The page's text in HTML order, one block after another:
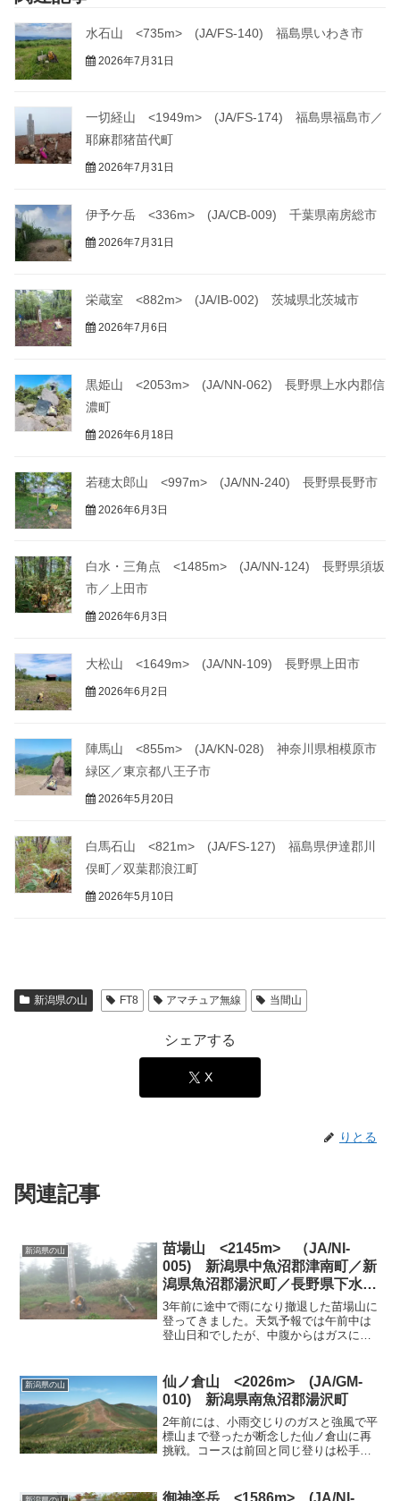
水石山 <735m> (JA/FS-140) 福島県いわき市
2026年7月31日
一切経山 <1949m> (JA/FS-174) 福島県福島市／
耶麻郡猪苗代町
2026年7月31日
伊予ケ岳 <336m> (JA/CB-009) 千葉県南房総市
2026年7月31日
栄蔵室 <882m> (JA/IB-002) 茨城県北茨城市
2026年7月6日
黒姫山 <2053m> (JA/NN-062) 長野県上水内郡信
濃町
2026年6月18日
若穂太郎山 <997m> (JA/NN-240) 長野県長野市
2026年6月3日
白水・三角点 <1485m> (JA/NN-124) 長野県須坂
市／上田市
2026年6月3日
大松山 <1649m> (JA/NN-109) 長野県上田市
2026年6月2日
陣馬山 <855m> (JA/KN-028) 神奈川県相模原市
緑区／東京都八王子市
2026年5月20日
白馬石山 <821m> (JA/FS-127) 福島県伊達郡川
俣町／双葉郡浪江町
2026年5月10日
新潟県の山 FT8 アマチュア無線 当間山
シェアする
X
りとる
関連記事
新潟県の山
苗場山 <2145m> （JA/NI-
005) 新潟県中魚沼郡津南町／新
潟県魚沼郡湯沢町／長野県下水内
郡栄村
3年前に途中で雨になり撤退した苗場山に
登ってきました。天気予報では午前中は
登山日和でしたが、中腹からはガスにな
はガスの中でした。登山口の駐車場に5時
過ぎに到着しましたが...
新潟県の山
仙ノ倉山 <2026m> (JA/GM-
010) 新潟県南魚沼郡湯沢町
2年前には、小雨交じりのガスと強風で平
標山まで登ったが断念した仙ノ倉山に再
挑戦。コースは前回と同じ登りは松手山
が続くが、いつもの上りと大差なく順調
御神楽岳 <1586m> (JA/NI-